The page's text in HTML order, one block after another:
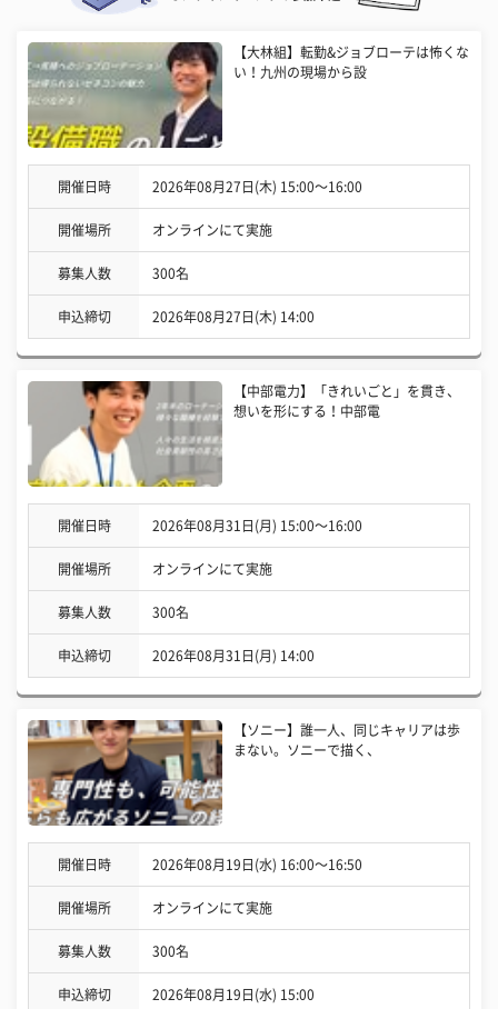
【大林組】転勤&ジョブローテは怖くな
い！九州の現場から設
開催日時 2026年08月27日(木) 15:00〜16:00
開催場所 オンラインにて実施
募集人数 300名
申込締切 2026年08月27日(木) 14:00
【中部電力】「きれいごと」を貫き、
想いを形にする！中部電
開催日時 2026年08月31日(月) 15:00〜16:00
開催場所 オンラインにて実施
募集人数 300名
申込締切 2026年08月31日(月) 14:00
【ソニー】誰一人、同じキャリアは歩
まない。ソニーで描く、
開催日時 2026年08月19日(水) 16:00〜16:50
開催場所 オンラインにて実施
募集人数 300名
申込締切 2026年08月19日(水) 15:00